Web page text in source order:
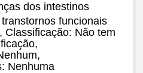
dos intestinos
funcionais
Classificação: Não tem
Nenhuma